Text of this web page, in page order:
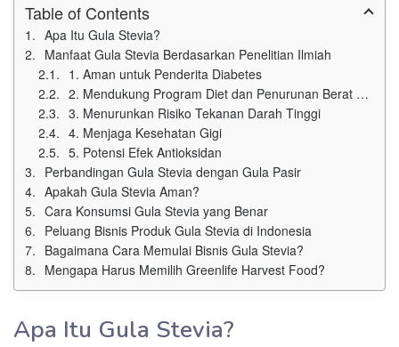
Table of Contents
Apa Itu Gula Stevia?
Manfaat Gula Stevia Berdasarkan Penelitian Ilmiah
1. Aman untuk Penderita Diabetes
2. Mendukung Program Diet dan Penurunan Berat Badan
3. Menurunkan Risiko Tekanan Darah Tinggi
4. Menjaga Kesehatan Gigi
5. Potensi Efek Antioksidan
Perbandingan Gula Stevia dengan Gula Pasir
Apakah Gula Stevia Aman?
Cara Konsumsi Gula Stevia yang Benar
Peluang Bisnis Produk Gula Stevia di Indonesia
Bagaimana Cara Memulai Bisnis Gula Stevia?
Mengapa Harus Memilih Greenlife Harvest Food?
Apa Itu Gula Stevia?